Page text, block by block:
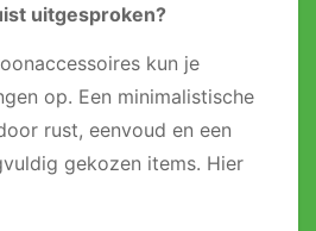
uitgesproken?
kun je
op. Een minimalistische
rust, eenvoud en een
gekozen items. Hier